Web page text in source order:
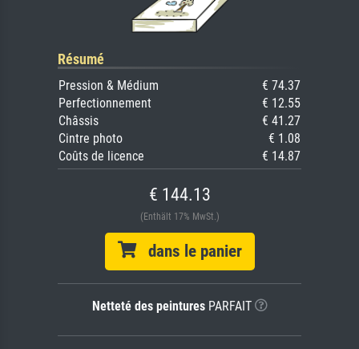
Résumé
Pression & Médium
€ 74.37
Perfectionnement
€ 12.55
Châssis
€ 41.27
Cintre photo
€ 1.08
Coûts de licence
€ 14.87
€ 144.13
(Enthält 17% MwSt.)
dans le panier
Netteté des peinturesPARFAIT